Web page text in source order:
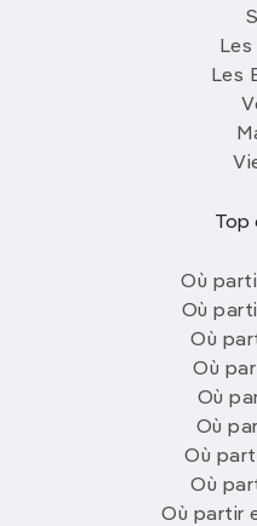
Les
Top
Où
Où
Où
Où
Où
Où
Où
Où
Où partir